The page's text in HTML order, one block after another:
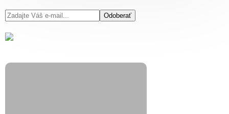
Odoberať